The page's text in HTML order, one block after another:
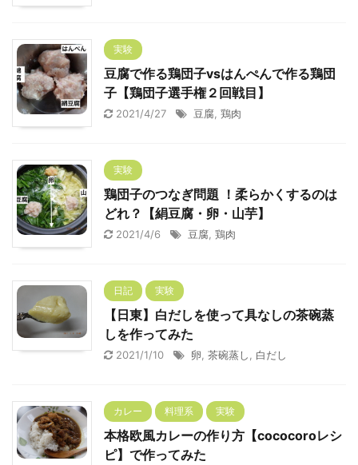
実験
豆腐で作る鶏団子vsはんぺんで作る鶏団
子【鶏団子選手権２回戦目】
2021/4/27 豆腐 鶏肉
実験
鶏団子のつなぎ問題 ！柔らかくするのは
どれ？【絹豆腐・卵・山芋】
2021/4/6 豆腐 鶏肉
日記 実験
【日東】白だしを使って具なしの茶碗蒸
しを作ってみた
2021/1/10 卵 茶碗蒸し 白だし
カレー 料理系 実験
本格欧風カレーの作り方【cococoroレシ
ピ】で作ってみた